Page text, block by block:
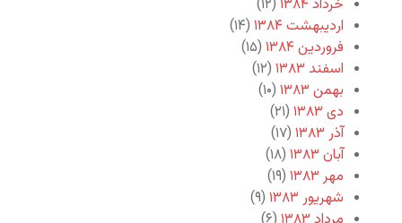
خرداد ۱۳۸۴
(۱۲)
اردیبهشت ۱۳۸۴
(۱۴)
فروردین ۱۳۸۴
(۱۵)
اسفند ۱۳۸۳
(۱۲)
بهمن ۱۳۸۳
(۱۰)
دی ۱۳۸۳
(۲۱)
آذر ۱۳۸۳
(۱۷)
آبان ۱۳۸۳
(۱۸)
مهر ۱۳۸۳
(۱۹)
شهریور ۱۳۸۳
(۹)